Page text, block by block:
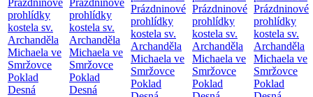
Prázdninové
prohlídky
kostela sv.
Archanděla
Michaela ve
Smržovce
Poklad
Desná
Prázdninové
prohlídky
kostela sv.
Archanděla
Michaela ve
Smržovce
Poklad
Desná
Prázdninové
prohlídky
kostela sv.
Archanděla
Michaela ve
Smržovce
Poklad
Prázdninové
prohlídky
kostela sv.
Archanděla
Michaela ve
Smržovce
Poklad
Prázdninové
prohlídky
kostela sv.
Archanděla
Michaela ve
Smržovce
Poklad